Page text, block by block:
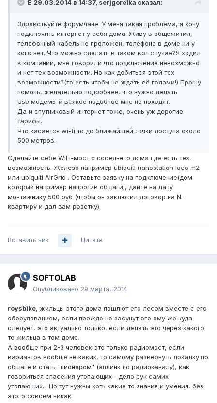
В 29.03.2014 в 14:37, serjgorelka сказал:
Здравствуйте форумчане. У меня такая проблема, я хочу
подключить интернет у себя дома. Живу в общежитии,
телефонный кабель не проложен, телефона в доме ни у
кого нет. Что можно сделать в таком вот случае?Я ходил
в компании, мне говорили что подключение невозможно
и нет тех возможности. Но как добиться этой тех
возможности?(то есть чтобы не ждать её годами!) Прошу
помочь, желательно подробнее, что нужно делать.
Usb модемы и всякое подобное мне не походят.
Да и спутниковый интернет тоже, очень уж дорогие
тарифы.
Что касается wi-fi то до ближайшей точки доступа около
500 метров.
Сделайте себе WiFi-мост с соседнего дома где есть тех.
возможность. Железо например ubiquiti nanostation loco m2
или ubiquiti AirGrid . Оставьте заявку на подключение(дом
который например напротив общаги), дайте на лапу
монтажнику 500 руб (чтобы он заключил договор на N-
квартиру и дал вам розетку).
Вставить ник Цитата
SOFTOLAB
Опубликовано 29 марта, 2014
roysbike, жильцы этого дома пошлют его лесом вместе с его
оборудованием, если прежде не засунут его ему же куда
следует, это актуально только, если делать это через какого
то жильца в том доме.
А вообще при 2-3 человек это только радиомост, если
вариантов вообще не каких, то самому развернуть локалку по
общаге и стать "пионером" (аплинк по радиоканалу), как
говориться спасения утопающих - дело рук самих
утопающих... Но тут нужны хоть какие то знания и умения, без
этого совсем никак.